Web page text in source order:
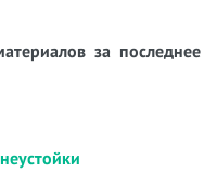
за последнее